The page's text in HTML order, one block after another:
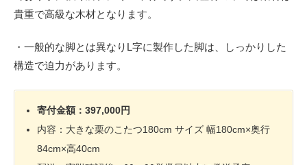
貴重で高級な木材となります。
・一般的な脚とは異なりL字に製作した脚は、しっかりした
構造で迫力があります。
寄付金額：397,000円
内容：大きな栗のこたつ180cm サイズ 幅180cm×奥行
84cm×高40cm